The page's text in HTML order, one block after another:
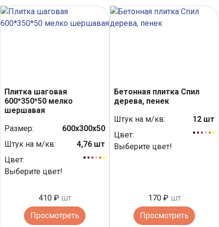
Плитка шаговая
600*350*50 мелко
шершавая
Размер:
600х300х50
Штук на м/кв:
4,76 шт
Цвет:
Выберите цвет!
410 ₽ шт
Просмотреть
Бетонная плитка Спил
дерева, пенек
Штук на м/кв:
12 шт
Цвет:
Выберите цвет!
170 ₽ шт
Просмотреть